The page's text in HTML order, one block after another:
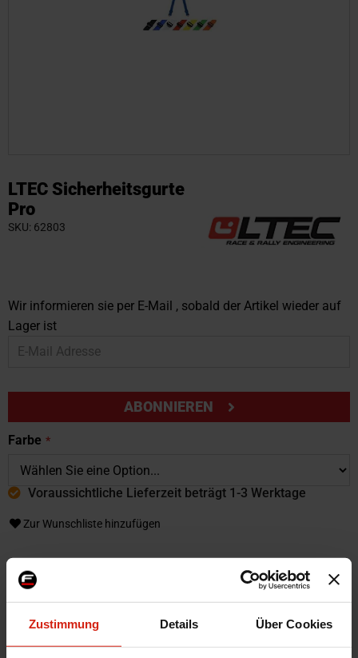
Zustimmung Details Über Cookies
LTEC Sicherheitsgurte
Pro
SKU 62803
Wir informieren sie per E-Mail , sobald der Artikel wieder auf
Lager ist
ABONNIEREN
Farbe
Voraussichtliche Lieferzeit beträgt 1-3 Werktage
Zur Wunschliste hinzufügen
Anfang
der
Bildgalerie
Weitere Informationen
Weitere
SKU
62803
Marke
LTEC